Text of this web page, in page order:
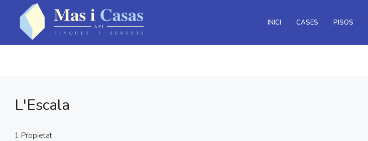
INICI CASES PISOS
L'Escala
1 Propietat